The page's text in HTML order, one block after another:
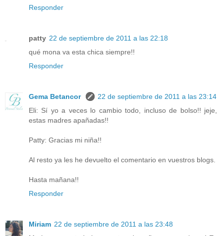
Responder
patty 22 de septiembre de 2011 a las 22:18
qué mona va esta chica siempre!!
Responder
Gema Betancor
22 de septiembre de 2011 a las 23:14
Eli: Sí yo a veces lo cambio todo, incluso de bolso!! jeje,
estas madres apañadas!!
Patty: Gracias mi niña!!
Al resto ya les he devuelto el comentario en vuestros blogs.
Hasta mañana!!
Responder
Miriam 22 de septiembre de 2011 a las 23:48